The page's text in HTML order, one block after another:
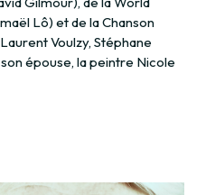
Lô) et de la Chanson
Voulzy, Stéphane
épouse, la peintre Nicole